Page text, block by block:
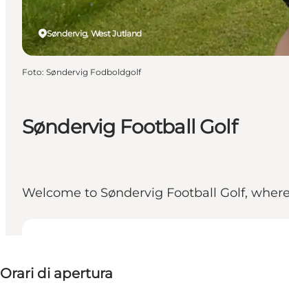
Søndervig Football Golf
Welcome to Søndervig Football Golf,
Orari di apertura
Visita il sito web
Søndervig, West Jutland
Foto: Søndervig Fodboldgolf